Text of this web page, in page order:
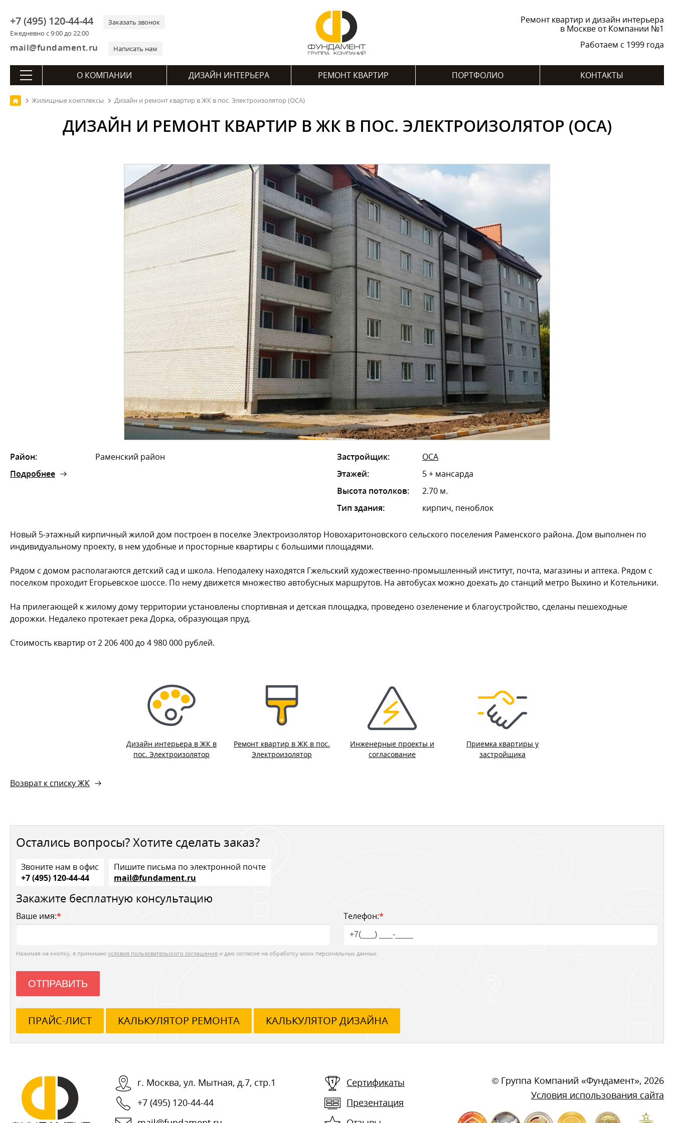
+7 (495) 120-44-44
Ежедневно с 9:00 до 22:00
Заказать звонок
mail@fundament.ru Написать нам
Ремонт квартир и дизайн интерьера
в Москве от Компании №1
Работаем с 1999 года
О КОМПАНИИ ДИЗАЙН ИНТЕРЬЕРА РЕМОНТ КВАРТИР ПОРТФОЛИО КОНТАКТЫ
Жилищные комплексы Дизайн и ремонт квартир в ЖК в пос. Электроизолятор (ОСА)
ДИЗАЙН И РЕМОНТ КВАРТИР В ЖК В ПОС. ЭЛЕКТРОИЗОЛЯТОР (ОСА)
Район:
Раменский район
Подробнее
Застройщик:
ОСА
Этажей:
5 + мансарда
Высота потолков:
2.70 м.
Тип здания:
кирпич, пеноблок
Новый 5-этажный кирпичный жилой дом построен в поселке Электроизолятор Новохаритоновского сельского поселения Раменского района. Дом выполнен по
индивидуальному проекту, в нем удобные и просторные квартиры с большими площадями.
Рядом с домом располагаются детский сад и школа. Неподалеку находятся Гжельский художественно-промышленный институт, почта, магазины и аптека. Рядом с
поселком проходит Егорьевское шоссе. По нему движется множество автобусных маршрутов. На автобусах можно доехать до станций метро Выхино и Котельники.
На прилегающей к жилому дому территории установлены спортивная и детская площадка, проведено озеленение и благоустройство, сделаны пешеходные
дорожки. Недалеко протекает река Дорка, образующая пруд.
Стоимость квартир от 2 206 400 до 4 980 000 рублей.
Дизайн интерьера в ЖК в
пос. Электроизолятор
Ремонт квартир в ЖК в пос.
Электроизолятор
Инженерные проекты и
согласование
Приемка квартиры у
застройщика
Возврат к списку ЖК
Остались вопросы? Хотите сделать заказ?
Звоните нам в офис
+7 (495) 120-44-44
Пишите письма по электронной почте
mail@fundament.ru
Закажите бесплатную консультацию
Ваше имя:* Телефон:*
Нажимая на кнопку, я принимаю условия пользовательского соглашения и даю согласие на обработку моих персональных данных.
ОТПРАВИТЬ
ПРАЙС-ЛИСТ КАЛЬКУЛЯТОР РЕМОНТА КАЛЬКУЛЯТОР ДИЗАЙНА
г. Москва, ул. Мытная, д.7, стр.1
+7 (495) 120-44-44
Сертификаты
Презентация
© Группа Компаний «Фундамент», 2026
Условия использования сайта